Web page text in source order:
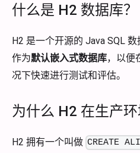
什么是 H2 数据库？
H2 是一个开源的 Java SQL
作为默认嵌入式数据库，以便
况下快速进行测试和评估。
为什么 H2 在生产
H2 拥有一个叫做 CREATE